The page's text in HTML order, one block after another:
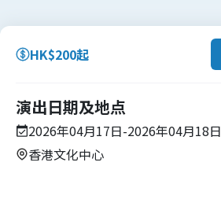
HK$200起
演出日期及地点
2026年04月17日-2026年04月18日
香港文化中心